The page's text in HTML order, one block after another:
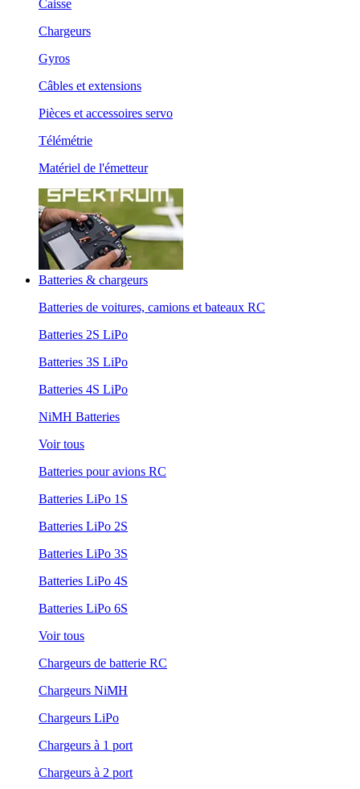
Caisse
Chargeurs
Gyros
Câbles et extensions
Pièces et accessoires servo
Télémétrie
Matériel de l'émetteur
Batteries & chargeurs
Batteries de voitures, camions et bateaux RC
Batteries 2S LiPo
Batteries 3S LiPo
Batteries 4S LiPo
NiMH Batteries
Voir tous
Batteries pour avions RC
Batteries LiPo 1S
Batteries LiPo 2S
Batteries LiPo 3S
Batteries LiPo 4S
Batteries LiPo 6S
Voir tous
Chargeurs de batterie RC
Chargeurs NiMH
Chargeurs LiPo
Chargeurs à 1 port
Chargeurs à 2 port